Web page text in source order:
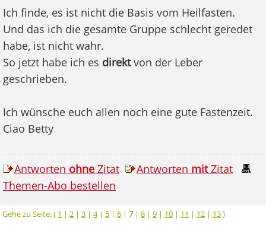
Ich finde, es ist nicht die Basis vom Heilfasten.
Und das ich die gesamte Gruppe schlecht geredet
habe, ist nicht wahr.
So jetzt habe ich es direktvon der Leber
geschrieben.
Ich wünsche euch allen noch eine gute Fastenzeit.
Ciao Betty
Antworten ohne Zitat Antworten mitZitat
Themen-Abo bestellen
Gehe zu Seite: ( 1 | 2 | 3 | 4| 5 | 6 | 7| 8 | 9 | 10 | 11 | 12 | 13)